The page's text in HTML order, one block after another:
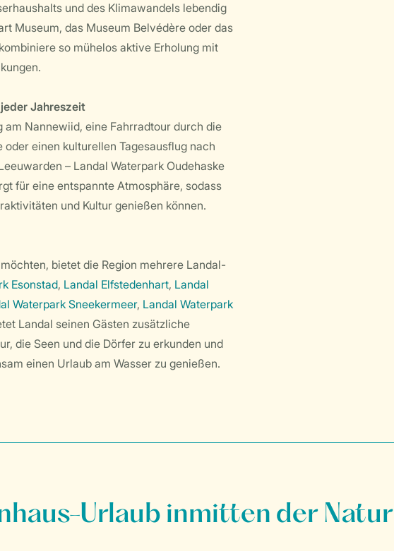
und des Klimawandels lebendig
Museum, das Museum Belvédère oder das
so mühelos aktive Erholung mit
Jahreszeit
am Nannewiid, eine Fahrradtour durch die
einen kulturellen Tagesausflug nach
– Landal Waterpark Oudehaske
für eine entspannte Atmosphäre, sodass
und Kultur genießen können.
bietet die Region mehrere Landal-
Esonstad, Landal Elfstedenhart, Landal
Waterpark Sneekermeer, Landal Waterpark
Landal seinen Gästen zusätzliche
die Seen und die Dörfer zu erkunden und
einen Urlaub am Wasser zu genießen.
Urlaub inmitten der Natur